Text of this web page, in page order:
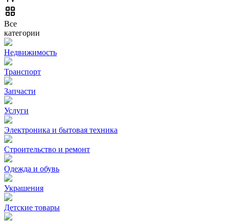
Все
категории
Недвижимость
Транспорт
Запчасти
Услуги
Электроника и бытовая техника
Строительство и ремонт
Одежда и обувь
Украшения
Детские товары